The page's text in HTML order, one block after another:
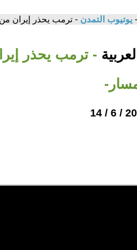
- يوتيوب التمدن - ترمب يحذر إيران
- ترمب يحذر
2026